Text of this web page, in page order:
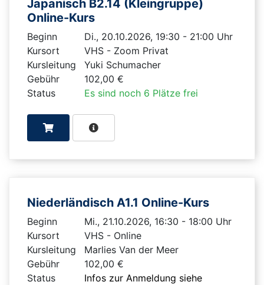
Japanisch B2.14 (Kleingruppe)
Online-Kurs
Beginn
Di., 20.10.2026, 19:30 - 21:00 Uhr
Kursort
VHS - Zoom Privat
Kursleitung
Yuki Schumacher
Gebühr
102,00 €
Status
Es sind noch 6 Plätze frei
Niederländisch A1.1 Online-Kurs
Beginn
Mi., 21.10.2026, 16:30 - 18:00 Uhr
Kursort
VHS - Online
Kursleitung
Marlies Van der Meer
Gebühr
102,00 €
Status
Infos zur Anmeldung siehe